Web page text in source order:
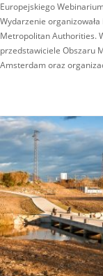
Europejskiego
Wydarzenie
Metropolitan Authorities.
przedstawiciele Obszaru
Amsterdam oraz